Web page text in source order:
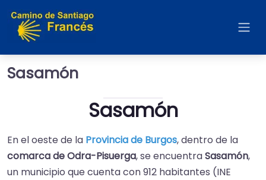
Sasamón
Sasamón
En el oeste de la Provincia de Burgos, dentro de la
comarca de Odra-Pisuerga, se encuentraSasamón,
un municipio que cuenta con 912 habitantes (INE